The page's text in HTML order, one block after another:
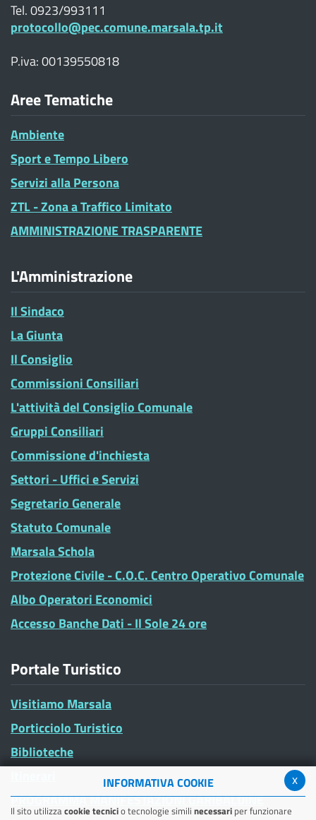
Tel. 0923/993111
protocollo@pec.comune.marsala.tp.it
P.iva: 00139550818
Aree Tematiche
Ambiente
Sport e Tempo Libero
Servizi alla Persona
ZTL - Zona a Traffico Limitato
AMMINISTRAZIONE TRASPARENTE
L'Amministrazione
Il Sindaco
La Giunta
Il Consiglio
Commissioni Consiliari
L'attività del Consiglio Comunale
Gruppi Consiliari
Commissione d'inchiesta
Settori - Uffici e Servizi
Segretario Generale
Statuto Comunale
Marsala Schola
Protezione Civile - C.O.C. Centro Operativo Comunale
Albo Operatori Economici
Accesso Banche Dati - Il Sole 24 ore
Portale Turistico
Visitiamo Marsala
Porticciolo Turistico
Biblioteche
PROGRAMMA MANIFESTAZIONI GARIBALDINE
x
INFORMATIVA COOKIE
Il sito utilizzacookie tecnicio tecnologie simili necessari per funzionare